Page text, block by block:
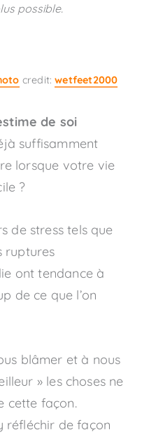
possible.
credit:wetfeet2000
de soi
suffisamment
lorsque votre vie
?
de stress tels que
ruptures
ont tendance à
de ce que l’on
blâmer et à nous
» les choses ne
cette façon.
réfléchir de façon